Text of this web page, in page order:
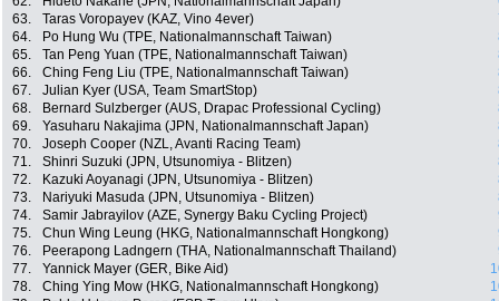
63.
Taras Voropayev (KAZ, Vino 4ever)
64.
Po Hung Wu (TPE, Nationalmannschaft Taiwan)
65.
Tan Peng Yuan (TPE, Nationalmannschaft Taiwan)
66.
Ching Feng Liu (TPE, Nationalmannschaft Taiwan)
67.
Julian Kyer (USA, Team SmartStop)
68.
Bernard Sulzberger (AUS, Drapac Professional Cycling)
69.
Yasuharu Nakajima (JPN, Nationalmannschaft Japan)
70.
Joseph Cooper (NZL, Avanti Racing Team)
71.
Shinri Suzuki (JPN, Utsunomiya - Blitzen)
72.
Kazuki Aoyanagi (JPN, Utsunomiya - Blitzen)
73.
Nariyuki Masuda (JPN, Utsunomiya - Blitzen)
74.
Samir Jabrayilov (AZE, Synergy Baku Cycling Project)
75.
Chun Wing Leung (HKG, Nationalmannschaft Hongkong)
76.
Peerapong Ladngern (THA, Nationalmannschaft Thailand)
77.
Yannick Mayer (GER, Bike Aid)
78.
Ching Ying Mow (HKG, Nationalmannschaft Hongkong)